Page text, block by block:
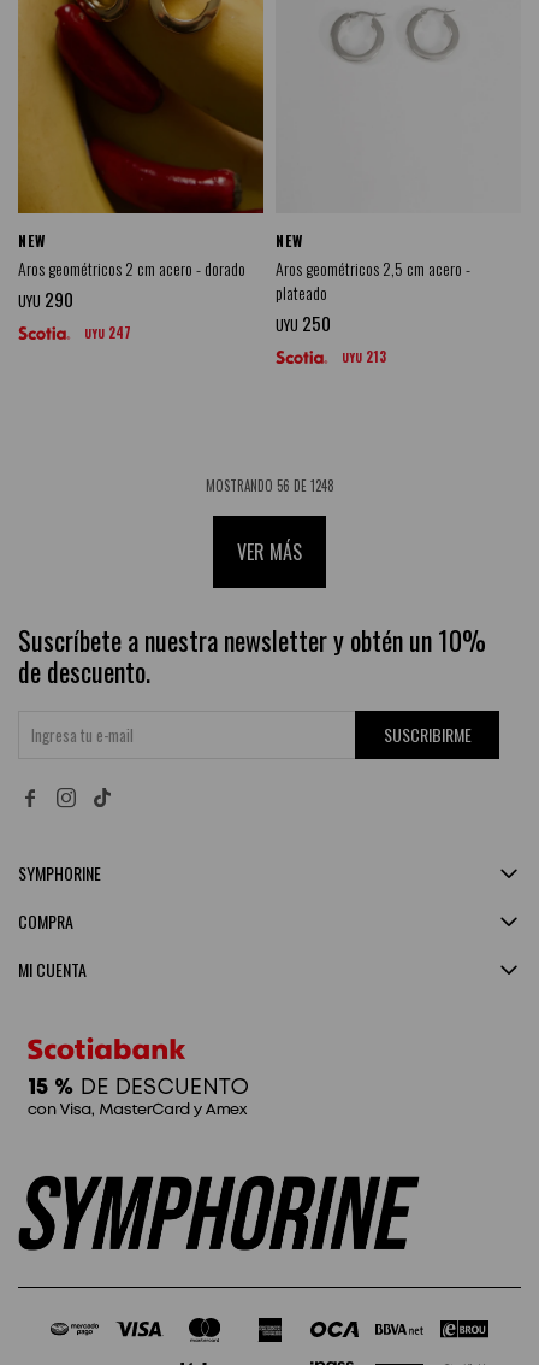
NEW
Aros geométricos 2 cm acero - dorado
UYU 290
UYU 247
NEW
Aros geométricos 2,5 cm acero -
plateado
UYU 250
UYU 213
MOSTRANDO 56 DE 1248
VER MÁS
Suscríbete a nuestra newsletter y obtén un 10%
de descuento.
SUSCRIBIRME
 
SYMPHORINE
MI CUENTA
COMPRA